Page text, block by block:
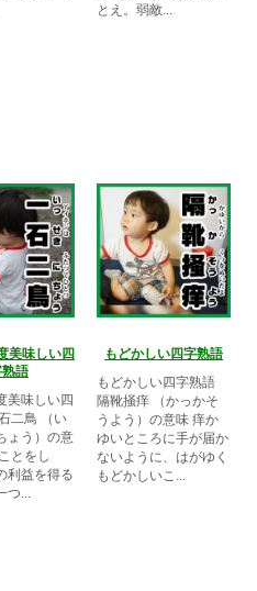
とえ。弱敵...
美味しい四
語
美味しい四
二鳥 （い
ょう）の意
とをし
利益を得る
...
もどかしい四字熟語
もどかしい四字熟語
隔靴掻痒 （かっかそ
うよう）の意味 痒か
ゆいところに手が届か
ないように、はがゆく
もどかしいこ...